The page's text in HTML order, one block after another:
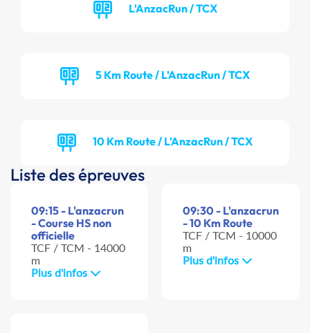
L'AnzacRun / TCX
5 Km Route / L'AnzacRun / TCX
10 Km Route / L'AnzacRun / TCX
Liste des épreuves
09:15 - L'anzacrun
- Course HS non
officielle
TCF / TCM - 14000
m
Plus d'infos
09:30 - L'anzacrun
- 10 Km Route
TCF / TCM - 10000
m
Plus d'infos